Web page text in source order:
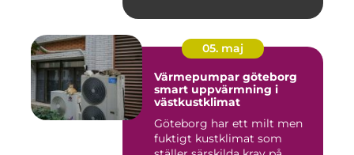
05. maj
Värmepumpar göteborg
smart uppvärmning i
västkustklimat
Göteborg har ett milt men
fuktigt kustklimat som